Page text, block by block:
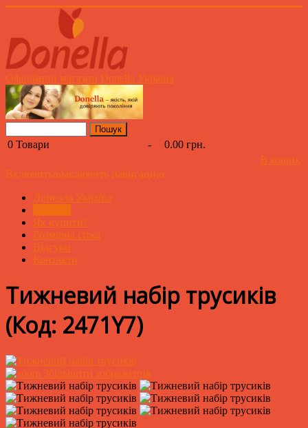
Офіційний магазин Donella Україна
0 Товари -
0.00 грн.
В кошик
Включить/выключить навигацию
Донелла Україна
Як купити?
Розмірна сітка
Відгуки
Контакти
Тижневий набір трусиків
(Код: 2471Y7)
Збільшити зображення